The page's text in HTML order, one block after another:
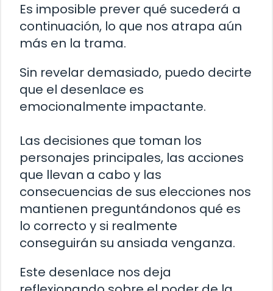
Es imposible prever qué sucederá a
continuación, lo que nos atrapa aún
más en la trama.
Sin revelar demasiado, puedo decirte
que el desenlace es
emocionalmente impactante.
Las decisiones que toman los
personajes principales, las acciones
que llevan a cabo y las
consecuencias de sus elecciones nos
mantienen preguntándonos qué es
lo correcto y si realmente
conseguirán su ansiada venganza.
Este desenlace nos deja